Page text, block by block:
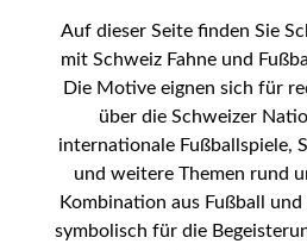
Auf dieser Seite finden Sie
mit Schweiz Fahne und
Die Motive eignen sich für
über die Schweizer
internationale Fußballspiele,
und weitere Themen rund
Kombination aus Fußball
symbolisch für die